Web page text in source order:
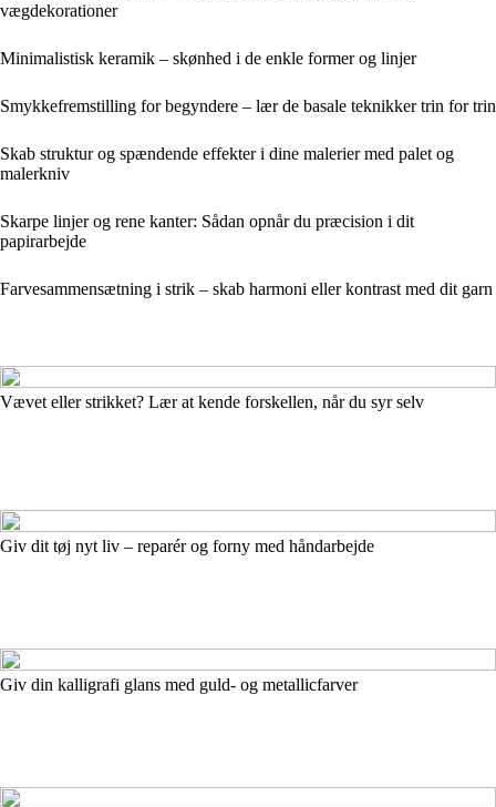
vægdekorationer
Minimalistisk keramik – skønhed i de enkle former og linjer
Smykkefremstilling for begyndere – lær de basale teknikker trin for trin
Skab struktur og spændende effekter i dine malerier med palet og
malerkniv
Skarpe linjer og rene kanter: Sådan opnår du præcision i dit
papirarbejde
Farvesammensætning i strik – skab harmoni eller kontrast med dit garn
Vævet eller strikket? Lær at kende forskellen, når du syr selv
Giv dit tøj nyt liv – reparér og forny med håndarbejde
Giv din kalligrafi glans med guld- og metallicfarver